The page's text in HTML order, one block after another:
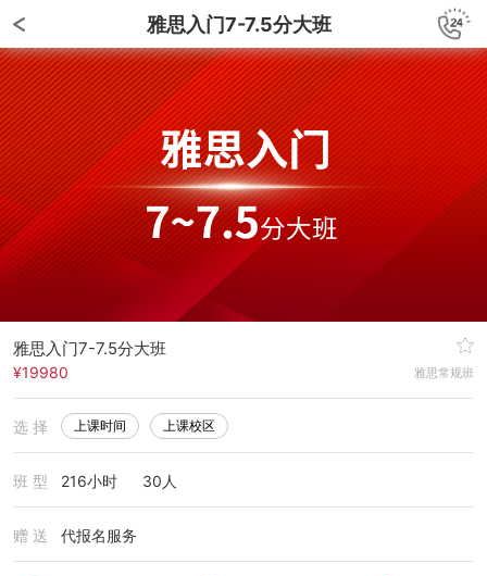
雅思入门7-7.5分大班
雅思入门7-7.5分大班
¥19980 雅思常规班
选 择 上课时间 上课校区
班 型 216小时 30人
赠 送 代报名服务